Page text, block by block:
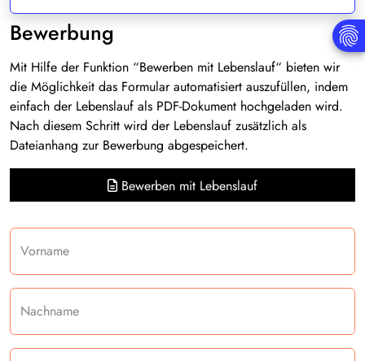
Bewerbung
Mit Hilfe der Funktion “Bewerben mit Lebenslauf“ bieten wir
die Möglichkeit das Formular automatisiert auszufüllen, indem
einfach der Lebenslauf als PDF-Dokument hochgeladen wird.
Nach diesem Schritt wird der Lebenslauf zusätzlich als
Dateianhang zur Bewerbung abgespeichert.
Bewerben mit Lebenslauf
Vorname
Nachname